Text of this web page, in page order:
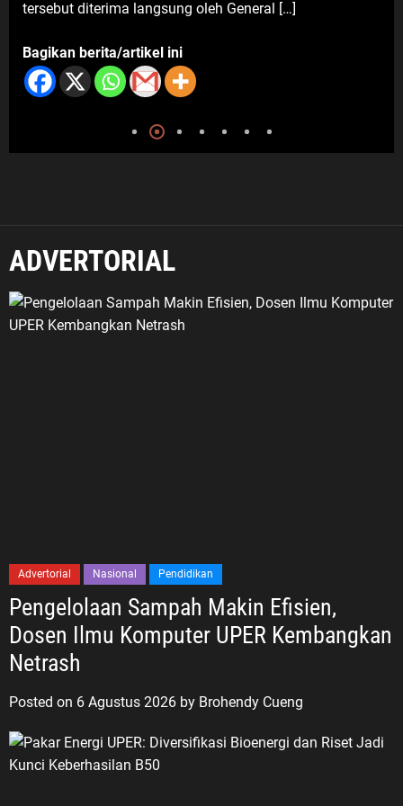
oleh General […]
ini
kuliner ini […]
ADVERTORIAL
Advertorial Nasional Pendidikan
Pengelolaan Sampah Makin Efisien,
Dosen Ilmu Komputer UPER Kembangkan
Netrash
Posted on 6 Agustus 2026 by Brohendy Cueng